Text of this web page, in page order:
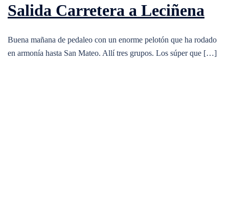
Salida Carretera a Leciñena
Buena mañana de pedaleo con un enorme pelotón que ha rodado
en armonía hasta San Mateo. Allí tres grupos. Los súper que […]